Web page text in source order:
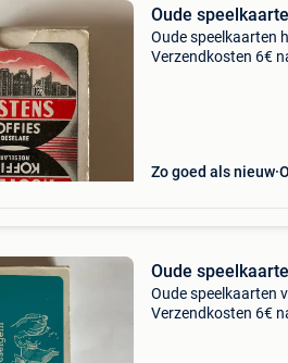
Oude
Oude speelkaarten
Verzendkosten 6€
Zo goed als nieuw
Oude
Oude speelkaarten
Verzendkosten 6€